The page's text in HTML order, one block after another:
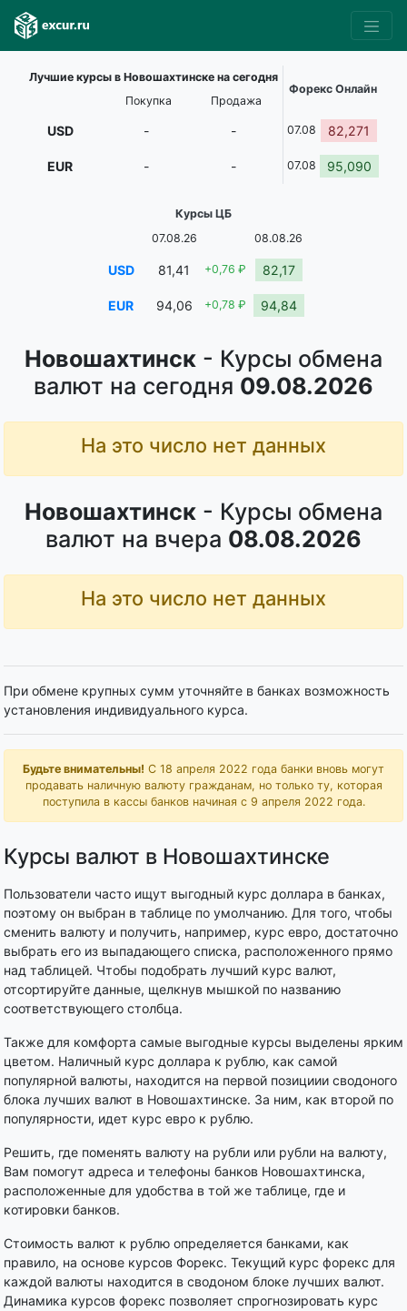
Новошахтинск - Курсы обмена
валют на сегодня 09.08.2026
На это число нет данных
Новошахтинск - Курсы обмена
валют на вчера 08.08.2026
На это число нет данных
При обмене крупных сумм уточняйте в банках возможность
установления индивидуального курса.
Будьте внимательны! С 18 апреля 2022 года банки вновь могут
продавать наличную валюту гражданам, но только ту, которая
поступила в кассы банков начиная с 9 апреля 2022 года.
Курсы валют в Новошахтинске
Пользователи часто ищут выгодный курс доллара в банках,
поэтому он выбран в таблице по умолчанию. Для того, чтобы
сменить валюту и получить, например, курс евро, достаточно
выбрать его из выпадающего списка, расположенного прямо
над таблицей. Чтобы подобрать лучший курс валют,
отсортируйте данные, щелкнув мышкой по названию
соответствующего столбца.
Также для комфорта самые выгодные курсы выделены ярким
цветом. Наличный курс доллара к рублю, как самой
популярной валюты, находится на первой позициии сводоного
блока лучших валют в Новошахтинске. За ним, как второй по
популярности, идет курс евро к рублю.
Решить, где поменять валюту на рубли или рубли на валюту,
Вам помогут адреса и телефоны банков Новошахтинска,
расположенные для удобства в той же таблице, где и
котировки банков.
Стоимость валют к рублю определяется банками, как
правило, на основе курсов Форекс. Текущий курс форекс для
каждой валюты находится в сводоном блоке лучших валют.
Динамика курсов форекс позволяет спрогнозировать курс
Лучшие курсы в Новошахтинске на сегодня
Форекс Онлайн
Покупка
Продажа
USD - - 07.08 82,271
EUR - - 07.08 95,090
Курсы ЦБ
07.08.26
08.08.26
USD 81,41 +0,76 ₽ 82,17
EUR 94,06 +0,78 ₽ 94,84